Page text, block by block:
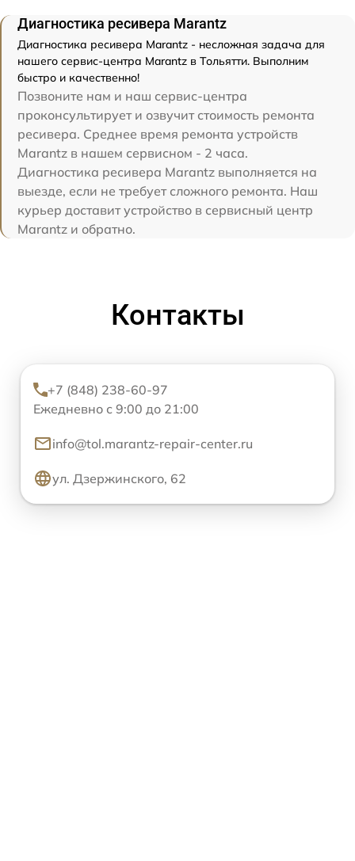
Диагностика ресивера Marantz
Диагностика ресивера Marantz - несложная задача для
нашего сервис-центра Marantz в Тольятти. Выполним
быстро и качественно!
Позвоните нам и наш сервис-центра
проконсультирует и озвучит стоимость ремонта
ресивера. Среднее время ремонта устройств
Marantz в нашем сервисном - 2 часа.
Диагностика ресивера Marantz выполняется на
выезде, если не требует сложного ремонта. Наш
курьер доставит устройство в сервисный центр
Marantz и обратно.
Контакты
+7 (848) 238-60-97
Ежедневно с 9:00 до 21:00
info@tol.marantz-repair-center.ru
ул. Дзержинского, 62